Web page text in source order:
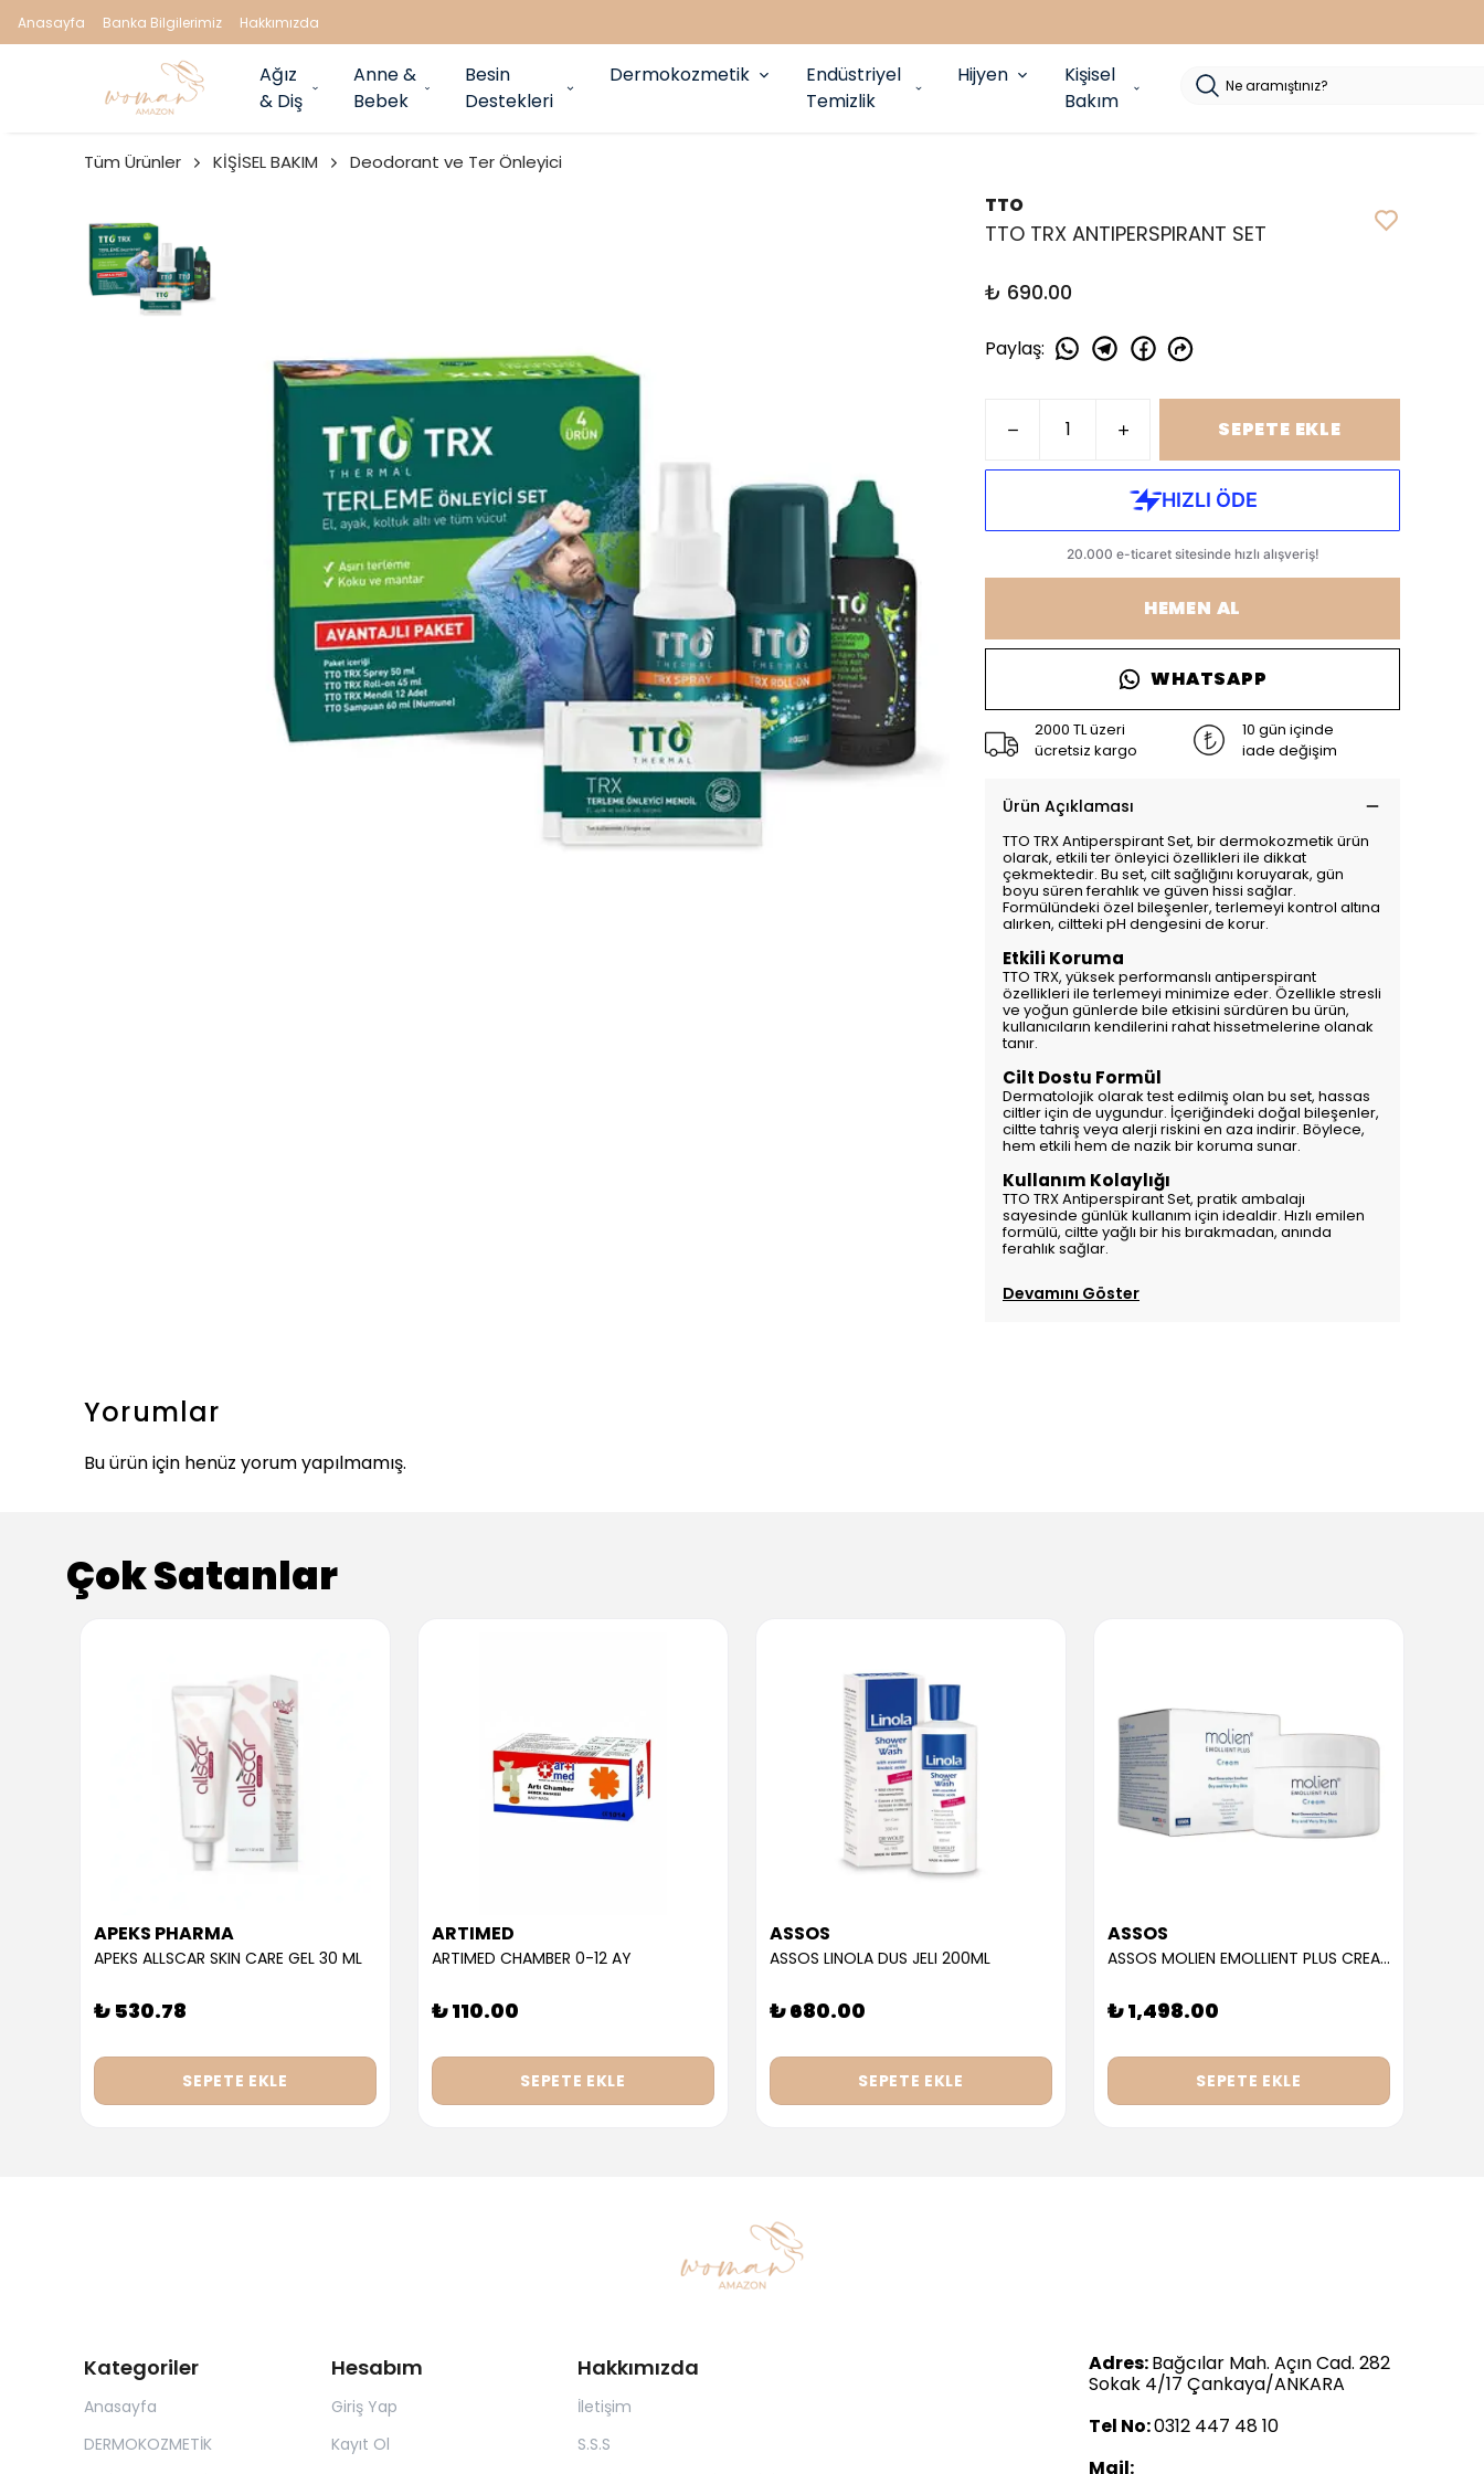
Anasayfa Banka Bilgilerimiz Hakkımızda
Ağız
& Diş
Anne &
Bebek
Besin
Destekleri
Dermokozmetik
Endüstriyel
Temizlik
Hijyen
Kişisel
Bakım
Tüm Ürünler KİŞİSEL BAKIM Deodorant ve Ter Önleyici
TTO
TTO TRX ANTIPERSPIRANT SET
₺ 690.00
Paylaş:
SEPETE EKLE
HEMEN AL
WHATSAPP
2000 TL üzeri
ücretsiz kargo
10 gün içinde
iade değişim
Ürün Açıklaması
TTO TRX Antiperspirant Set, bir dermokozmetik ürün
olarak, etkili ter önleyici özellikleri ile dikkat
çekmektedir. Bu set, cilt sağlığını koruyarak, gün
boyu süren ferahlık ve güven hissi sağlar.
Formülündeki özel bileşenler, terlemeyi kontrol altına
alırken, ciltteki pH dengesini de korur.
Etkili Koruma
TTO TRX, yüksek performanslı antiperspirant
özellikleri ile terlemeyi minimize eder. Özellikle stresli
ve yoğun günlerde bile etkisini sürdüren bu ürün,
kullanıcıların kendilerini rahat hissetmelerine olanak
tanır.
Cilt Dostu Formül
Dermatolojik olarak test edilmiş olan bu set, hassas
ciltler için de uygundur. İçeriğindeki doğal bileşenler,
ciltte tahriş veya alerji riskini en aza indirir. Böylece,
hem etkili hem de nazik bir koruma sunar.
Kullanım Kolaylığı
TTO TRX Antiperspirant Set, pratik ambalajı
sayesinde günlük kullanım için idealdir. Hızlı emilen
formülü, ciltte yağlı bir his bırakmadan, anında
ferahlık sağlar.
Devamını Göster
Yorumlar
Bu ürün için henüz yorum yapılmamış.
Çok Satanlar
APEKS PHARMA
APEKS ALLSCAR SKIN CARE GEL 30 ML
₺ 530.78
SEPETE EKLE
ARTIMED
ARTIMED CHAMBER 0-12 AY
₺ 110.00
SEPETE EKLE
ASSOS
ASSOS LINOLA DUS JELI 200ML
₺ 680.00
SEPETE EKLE
ASSOS
ASSOS MOLIEN EMOLLIENT PLUS CREAM 300ML
₺ 1,498.00
SEPETE EKLE
Kategoriler
Anasayfa
DERMOKOZMETİK
Hesabım
Giriş Yap
Kayıt Ol
Hakkımızda
İletişim
S.S.S
Adres:Bağcılar Mah. Açın Cad. 282
Sokak 4/17 Çankaya/ANKARA
Tel No:0312 447 48 10
Mail: